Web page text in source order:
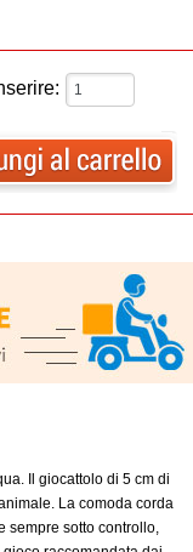
Il giocattolo di 5 cm di
La comoda corda
sempre sotto controllo,